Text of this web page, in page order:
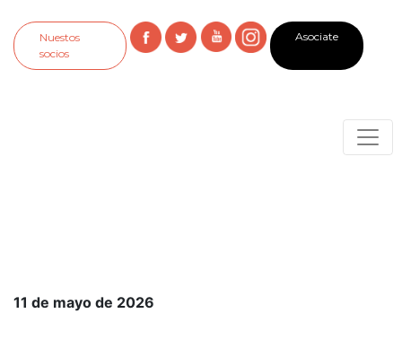
Nuestos
socios
Asociate
11 de mayo de 2026